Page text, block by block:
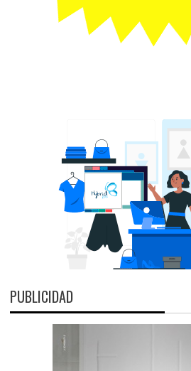
PUBLICIDAD